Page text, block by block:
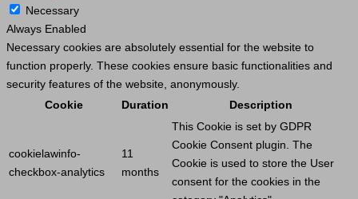
Necessary
Always Enabled
Necessary cookies are absolutely essential for the website to
function properly. These cookies ensure basic functionalities and
security features of the website, anonymously.
Cookie
Duration Description
cookielawinfo-
checkbox-analytics
11
months
This Cookie is set by GDPR
Cookie Consent plugin. The
Cookie is used to store the User
consent for the cookies in the